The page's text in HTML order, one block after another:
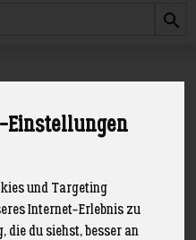
Einstellungen
und Targeting
Internet-Erlebnis zu
die du siehst, besser an